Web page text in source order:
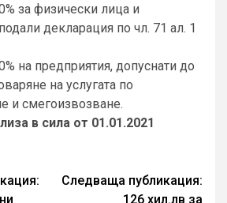
за физически лица и
декларация по чл. 71 ал. 1
на предприятия, допуснати до
на услугата по
и смегоизвозване.
в сила от 01.01.2021
Следваща публикация:
126 хил.лв за